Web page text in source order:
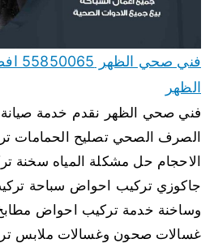
فني
الظهر
فني صحي الظهر نقدم خدمة صيانة
الصرف الصحي تصليح الحمامات
الاحجام حل مشكلة المياه سخنة
جاكوزي تركيب احواض سباحة
وساخنة خدمة تركيب احواض
غسالات صحون وغسالات ملابس